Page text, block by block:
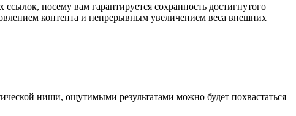
посему вам гарантируется сохранность достигнутого
контента и непрерывным увеличением веса внешних
ниши, ощутимыми результатами можно будет похвастаться